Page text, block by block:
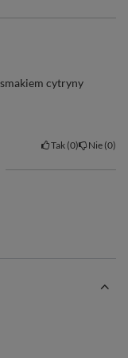
cytryny
Tak 0 Nie 0